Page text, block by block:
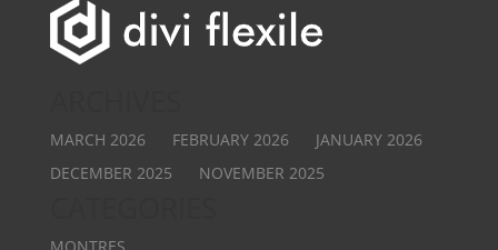
MARCH 2026 FEBRUARY 2026
JANUARY 2026
DECEMBER 2025
NOVEMBER 2025
MONTRES